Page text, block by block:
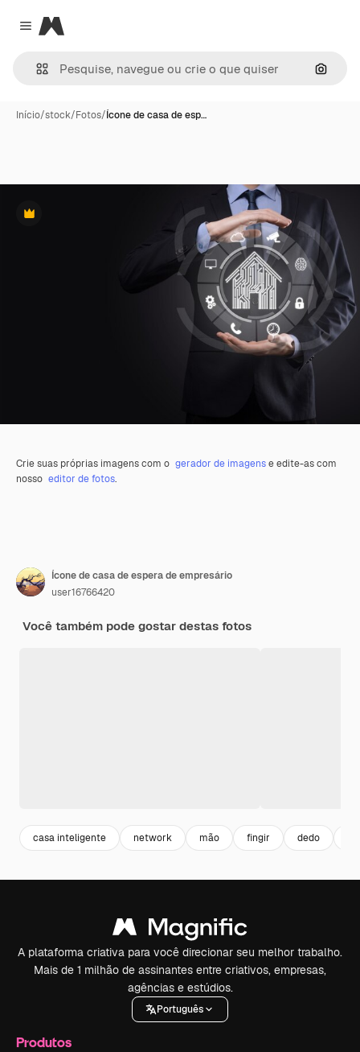
Close menu
Magnific
Início/stock/Fotos/Ícone de casa de esp…
Premium
Crie suas próprias imagens com o gerador de imagense edite-as com
nosso editor de fotos.
Ícone de casa de espera de empresário
user16766420
Você também pode gostar destas fotos
casa inteligente network mão fingir dedo
A plataforma criativa para você direcionar seu melhor trabalho.
Mais de 1 milhão de assinantes entre criativos, empresas,
agências e estúdios.
Português
Produtos